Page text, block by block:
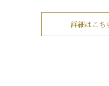
詳細はこち